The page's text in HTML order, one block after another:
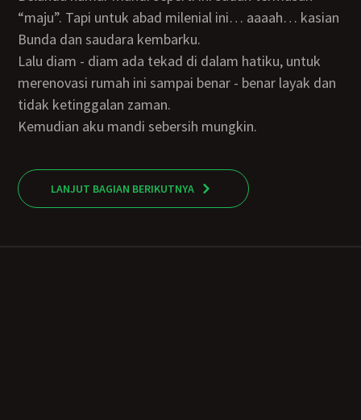
“maju”. Tapi untuk abad milenial ini… aaaah… kasian
Bunda dan saudara kembarku.
Lalu diam - diam ada tekad di dalam hatiku, untuk
merenovasi rumah ini sampai benar - benar layak dan
tidak ketinggalan zaman.
Kemudian aku mandi sebersih mungkin.
LANJUT BAGIAN BERIKUTNYA